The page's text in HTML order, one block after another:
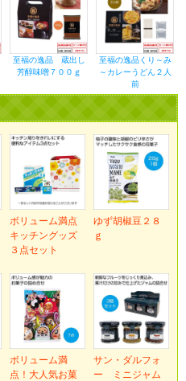
至福の逸品 蔵出し
芳醇味噌７００ｇ
至福の逸品くり～み
～カレーうどん２人
前
ボリューム満点
キッチングッズ
３点セット
ゆず胡椒豆２８
ｇ
ボリューム満
点！大人気お菓
サン・ダルフォ
ー ミニジャム